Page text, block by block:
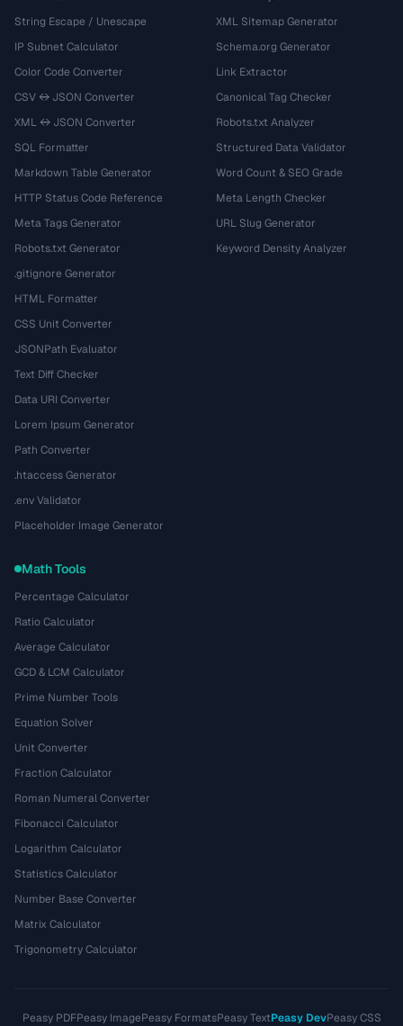
String Escape / Unescape
IP Subnet Calculator
Color Code Converter
CSV ↔ JSON Converter
XML ↔ JSON Converter
SQL Formatter
Markdown Table Generator
HTTP Status Code Reference
Meta Tags Generator
Robots.txt Generator
.gitignore Generator
HTML Formatter
CSS Unit Converter
JSONPath Evaluator
Text Diff Checker
Data URI Converter
Lorem Ipsum Generator
Path Converter
.htaccess Generator
.env Validator
Placeholder Image Generator
XML Sitemap Generator
Schema.org Generator
Link Extractor
Canonical Tag Checker
Robots.txt Analyzer
Structured Data Validator
Word Count & SEO Grade
Meta Length Checker
URL Slug Generator
Keyword Density Analyzer
Math Tools
Percentage Calculator
Ratio Calculator
Average Calculator
GCD & LCM Calculator
Prime Number Tools
Equation Solver
Unit Converter
Fraction Calculator
Roman Numeral Converter
Fibonacci Calculator
Logarithm Calculator
Statistics Calculator
Number Base Converter
Matrix Calculator
Trigonometry Calculator
Peasy PDFPeasy ImagePeasy FormatsPeasy TextPeasy DevPeasy CSS